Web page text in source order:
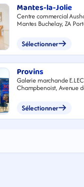
Mantes-la-Jolie
Centre commercial
Mantes Buchelay, ZA
Sélectionner
Provins
Galerie marchande
Champbenoist, Avenue
Sélectionner